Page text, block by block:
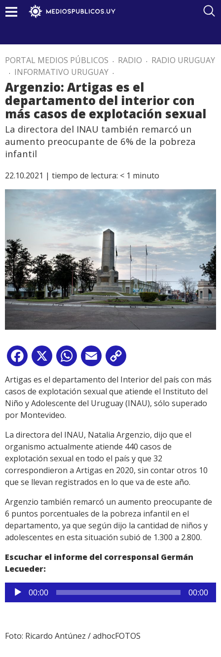
PORTAL MEDIOS PÚBLICOS . RADIO . RADIO URUGUAY
. INFORMATIVO URUGUAY .
Argenzio: Artigas es el
departamento del interior con
más casos de explotación sexual
La directora del INAU también remarcó un
aumento preocupante de 6% de la pobreza
infantil
22.10.2021 | tiempo de lectura: < 1 minuto
Facebook
X WhatsApp
Email
Link
Artigas es el departamento del Interior del país con más
casos de explotación sexual que atiende el Instituto del
Niño y Adolescente del Uruguay (INAU), sólo superado
por Montevideo.
La directora del INAU, Natalia Argenzio, dijo que el
organismo actualmente atiende 440 casos de
explotación sexual en todo el país y que 32
correspondieron a Artigas en 2020, sin contar otros 10
que se llevan registrados en lo que va de este año.
Argenzio también remarcó un aumento preocupante de
6 puntos porcentuales de la pobreza infantil en el
departamento, ya que según dijo la cantidad de niños y
adolescentes en esta situación subió de 1.300 a 2.800.
Escuchar el informe del corresponsal Germán
Lecueder:
Reproductor
de
00:00 00:00
Foto: Ricardo Antúnez / adhocFOTOS